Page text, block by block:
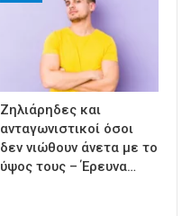
Ζηλιάρηδες και
ανταγωνιστικοί όσοι
δεν νιώθουν άνετα με το
ύψος τους – Έρευνα…